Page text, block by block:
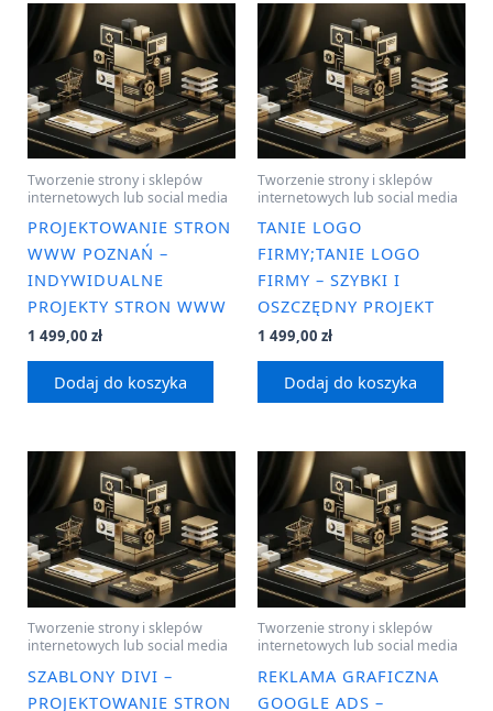
Tworzenie strony i sklepów
internetowych lub social media
PROJEKTOWANIE STRON
WWW POZNAŃ –
INDYWIDUALNE
PROJEKTY STRON WWW
1 499,00 zł
Dodaj do koszyka
Tworzenie strony i sklepów
internetowych lub social media
TANIE LOGO
FIRMY;TANIE LOGO
FIRMY – SZYBKI I
OSZCZĘDNY PROJEKT
1 499,00 zł
Dodaj do koszyka
Tworzenie strony i sklepów
internetowych lub social media
SZABLONY DIVI –
PROJEKTOWANIE STRON
Tworzenie strony i sklepów
internetowych lub social media
REKLAMA GRAFICZNA
GOOGLE ADS –